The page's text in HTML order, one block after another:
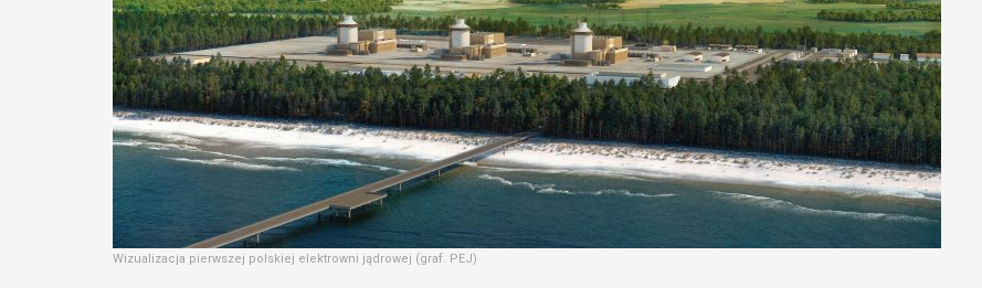
Wizualizacja pierwszej polskiej elektrowni jądrowej (graf. PEJ)